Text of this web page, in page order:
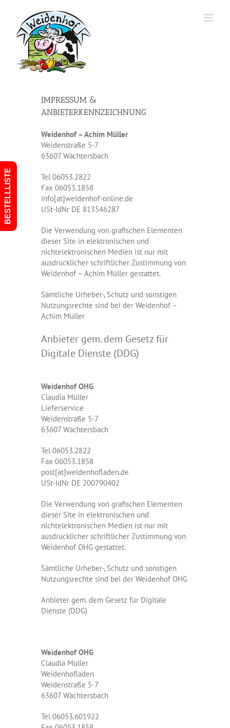
springen
IMPRESSUM &
ANBIETERKENNZEICHNUNG
Weidenhof – Achim Müller
Weidenstraße 5-7
63607 Wächtersbach
Tel 06053.2822
Fax 06053.1858
info[at]weidenhof-online.de
USt-IdNr DE 813546287
Die Verwendung von grafischen Elementen
dieser Site in elektronischen und
nichtelektronischen Medien ist nur mit
ausdrücklicher schriftlicher Zustimmung von
Weidenhof – Achim Müller gestattet.
Sämtliche Urheber-, Schutz und sonstigen
Nutzungsrechte sind bei der Weidenhof –
Achim Müller
Anbieter gem. dem Gesetz für
Digitale Dienste (DDG)
Weidenhof OHG
Claudia Müller
Lieferservice
Weidenstraße 5-7
63607 Wächtersbach
Tel 06053.2822
Fax 06053.1858
post[at]weidenhofladen.de
USt-IdNr DE 200790402
Die Verwendung von grafischen Elementen
dieser Site in elektronischen und
nichtelektronischen Medien ist nur mit
ausdrücklicher schriftlicher Zustimmung von
Weidenhof OHG gestattet.
Sämtliche Urheber-, Schutz und sonstigen
Nutzungsrechte sind bei der Weidenhof OHG
Anbieter gem. dem Gesetz für Digitale
Dienste (DDG)
Weidenhof OHG
Claudia Müller
Weidenhofladen
Weidenstraße 5-7
63607 Wächtersbach
Tel 06053.601922
BESTELLLISTE